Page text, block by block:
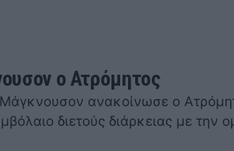
ο Ατρόμητος
ανακοίνωσε ο
διετούς διάρκειας με την